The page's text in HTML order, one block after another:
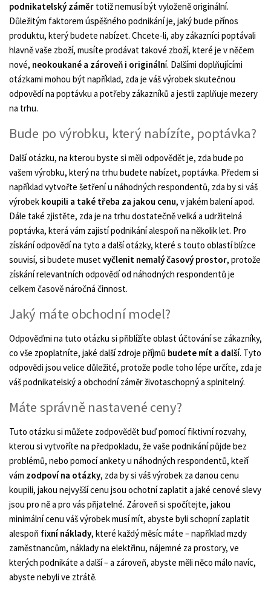
podnikatelský záměr totiž nemusí být vyloženě originální.
Důležitým faktorem úspěšného podnikání je, jaký bude přínos
produktu, který budete nabízet. Chcete-li, aby zákazníci poptávali
hlavně vaše zboží, musíte prodávat takové zboží, které je v něčem
nové, neokoukané a zároveň i originální. Dalšími doplňujícími
otázkami mohou být například, zda je váš výrobek skutečnou
odpovědí na poptávku a potřeby zákazníků a jestli zaplňuje mezery
na trhu.
Bude po výrobku, který nabízíte, poptávka?
Další otázku, na kterou byste si měli odpovědět je, zda bude po
vašem výrobku, který na trhu budete nabízet, poptávka. Předem si
například vytvořte šetření u náhodných respondentů, zda by si váš
výrobek koupili a také třeba za jakou cenu, v jakém balení apod.
Dále také zjistěte, zda je na trhu dostatečně velká a udržitelná
poptávka, která vám zajistí podnikání alespoň na několik let. Pro
získání odpovědí na tyto a další otázky, které s touto oblastí blízce
souvisí, si budete musetvyčlenit nemalý časový prostor, protože
získání relevantních odpovědí od náhodných respondentů je
celkem časově náročná činnost.
Jaký máte obchodní model?
Odpověďmi na tuto otázku si přiblížíte oblast účtování se zákazníky,
co vše zpoplatníte, jaké další zdroje příjmů budete mít a další. Tyto
odpovědi jsou velice důležité, protože podle toho lépe určíte, zda je
váš podnikatelský a obchodní záměr životaschopný a splnitelný.
Máte správně nastavené ceny?
Tuto otázku si můžete zodpovědět buď pomocí fiktivní rozvahy,
kterou si vytvoříte na předpokladu, že vaše podnikání půjde bez
problémů, nebo pomocí ankety u náhodných respondentů, kteří
vám zodpoví na otázky, zda by si váš výrobek za danou cenu
koupili, jakou nejvyšší cenu jsou ochotní zaplatit a jaké cenové slevy
jsou pro ně a pro vás přijatelné. Zároveň si spočítejte, jakou
minimální cenu váš výrobek musí mít, abyste byli schopní zaplatit
alespoň fixní náklady, které každý měsíc máte – například mzdy
zaměstnancům, náklady na elektřinu, nájemné za prostory, ve
kterých podnikáte a další – a zároveň, abyste měli něco málo navíc,
abyste nebyli ve ztrátě.